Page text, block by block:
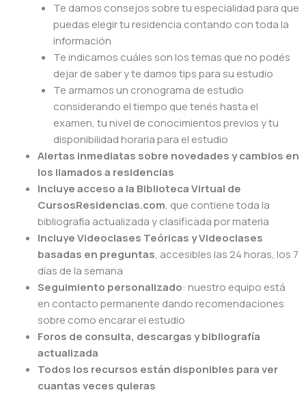
Te damos consejos sobre tu especialidad para que
puedas elegir tu residencia contando con toda la
información
Te indicamos cuáles son los temas que no podés
dejar de saber y te damos tips para su estudio
Te armamos un cronograma de estudio
considerando el tiempo que tenés hasta el
examen, tu nivel de conocimientos previos y tu
disponibilidad horaria para el estudio
Alertas inmediatas sobre novedades y cambios en
los llamados a residencias
Incluye acceso a la Biblioteca Virtual de
CursosResidencias.com, que contiene toda la
bibliografía actualizada y clasificada por materia
Incluye Videoclases Teóricas yVideoclases
basadas en preguntas, accesibles las 24 horas, los 7
días de la semana
Seguimiento personalizado: nuestro equipo está
en contacto permanente dando recomendaciones
sobre como encarar el estudio
Foros de consulta, descargas y bibliografía
actualizada
Todos los recursos están disponibles para ver
cuantas veces quieras